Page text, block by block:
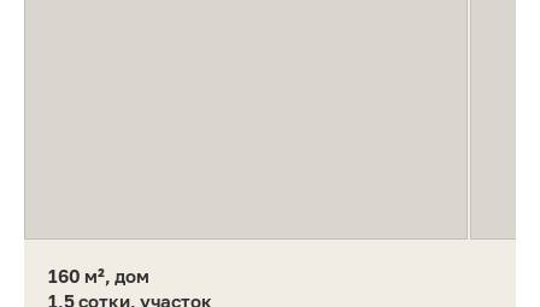
160 м², дом
1,5 сотки, участок